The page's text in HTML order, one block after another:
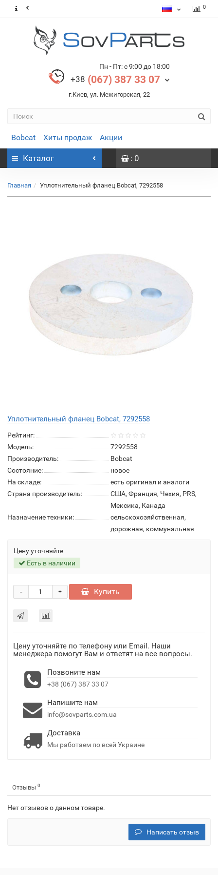
0
Пн - Пт: с 9:00 до 18:00
+38 (067) 387 33 07
г.Киев, ул. Межигорская, 22
Bobcat Хиты продаж Акции
Каталог : 0
Главная Уплотнительный фланец Bobcat, 7292558
Уплотнительный фланец Bobcat, 7292558
Рейтинг:
Модель:
7292558
Производитель:
Bobcat
Состояние:
новое
На складе:
есть оригинал и аналоги
Страна производитель:
США, Франция, Чехия, PRS,
Мексика, Канада
Назначение техники:
сельскохозяйственная,
дорожная, коммунальная
Цену уточняйте
Есть в наличии
+
- Купить
Цену уточняйте по телефону или Email. Наши
менеджера помогут Вам и ответят на все вопросы.
Позвоните нам
+38 (067) 387 33 07
Напишите нам
info@sovparts.com.ua
Доставка
Мы работаем по всей Украине
Отзывы 0
Нет отзывов о данном товаре.
Написать отзыв